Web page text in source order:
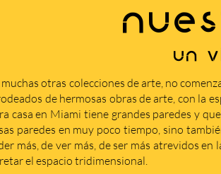
Un
otras colecciones de arte, no
de hermosas obras de arte, con la
casa en Miami tiene grandes paredes y
paredes en muy poco tiempo, sino
más, de ver más, de ser más atrevidos
el espacio tridimensional.